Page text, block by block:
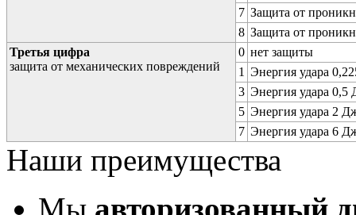
7 Защита от
8 Защита от
Третья цифра
защита от механических повреждений
0 нет защиты
1 Энергия удара
3 Энергия удара 0,5
5 Энергия удара 2
7 Энергия удара 6
Наши преимущества
Мы авторизованный